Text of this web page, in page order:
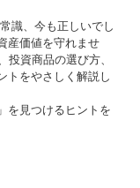
識、今も正しいでし
産価値を守れませ
投資商品の選び方、
トをやさしく解説し
を見つけるヒントを